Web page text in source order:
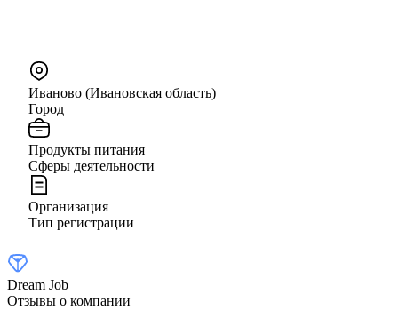
Иваново (Ивановская область)
Город
Продукты питания
Сферы деятельности
Организация
Тип регистрации
Dream Job
Отзывы о компании